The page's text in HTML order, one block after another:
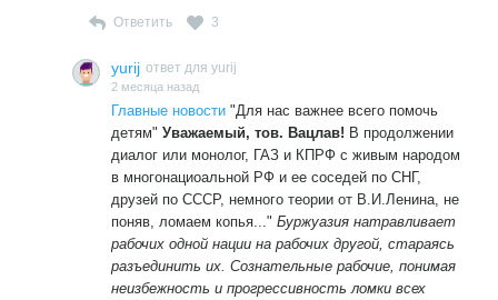
отборными кадрами
Товарищ Зюганов,
Вы же обратите внимание на
и сын Бабишовы со своими судьбами вошли в то же
самое русло, как и коммунистическая верхушка СССР со
всей тогдашней вероломной комсомольской свитой.
Случайно ли, как Вы думаете? По-моему ничуть,
прослеживается в плане историикрасная нить заговора,
которая зародилась ещё при Хрущёве. Брежнев всё
затормозил, по страшнойошибкене удалось продавить
Григория Романова, чтобы пагубное дело не дошло до
Горбачёва, Ельцина и его ставленника Путина.
Ответить 3
yurij ответ для yurij
2 месяца назад
Главные новости "Для нас важнее всего помочь
детям" Уважаемый, тов. Вацлав! В продолжении
диалог или монолог, ГАЗ и КПРФ с живым народом
в многонациоальной РФ и ее соседей по СНГ,
друзей по СССР, немного теории от В.И.Ленина, не
поняв, ломаем копья..." Буржуазия натравливает
рабочих одной нации на рабочих другой, стараясь
разъединить их. Сознательные рабочие, понимая
неизбежность и прогрессивность ломки всех